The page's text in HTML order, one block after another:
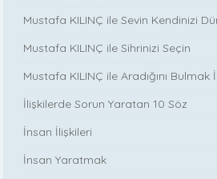
Mustafa KILINÇ ile Sevin Kendinizi
Mustafa KILINÇ ile Sihrinizi Seçin
Mustafa KILINÇ ile Aradığını Bulmak
İlişkilerde Sorun Yaratan 10 Söz
İnsan İlişkileri
İnsan Yaratmak